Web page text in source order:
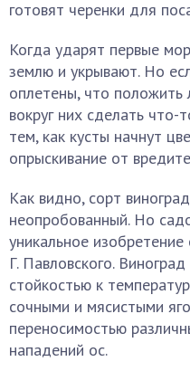
готовят черенки для
Когда ударят первые
землю и укрывают. Но
оплетены, что положить
вокруг них сделать
тем, как кусты начнут
опрыскивание от
Как видно, сорт
неопробованный. Но
уникальное
Г. Павловского.
стойкостью к
сочными и мясистыми
переносимостью
нападений ос.